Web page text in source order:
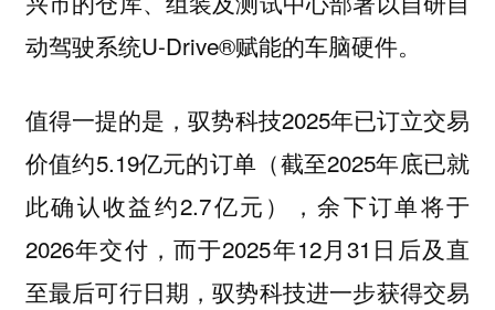
动驾驶系统U-Drive®赋能的车脑硬件。
值得一提的是，驭势科技2025年已订立交易
价值约5.19亿元的订单（截至2025年底已就
此确认收益约2.7亿元），余下订单将于
2026年交付，而于2025年12月31日后及直
至最后可行日期，驭势科技进一步获得交易